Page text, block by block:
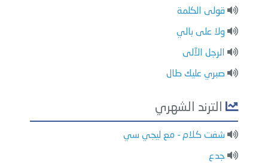
قولى الكلمة
ولا على بالي
الرجل الآلى
صبري عليك طال
الترند الشهري
شفت كلام - مع ليجي سي
جدع